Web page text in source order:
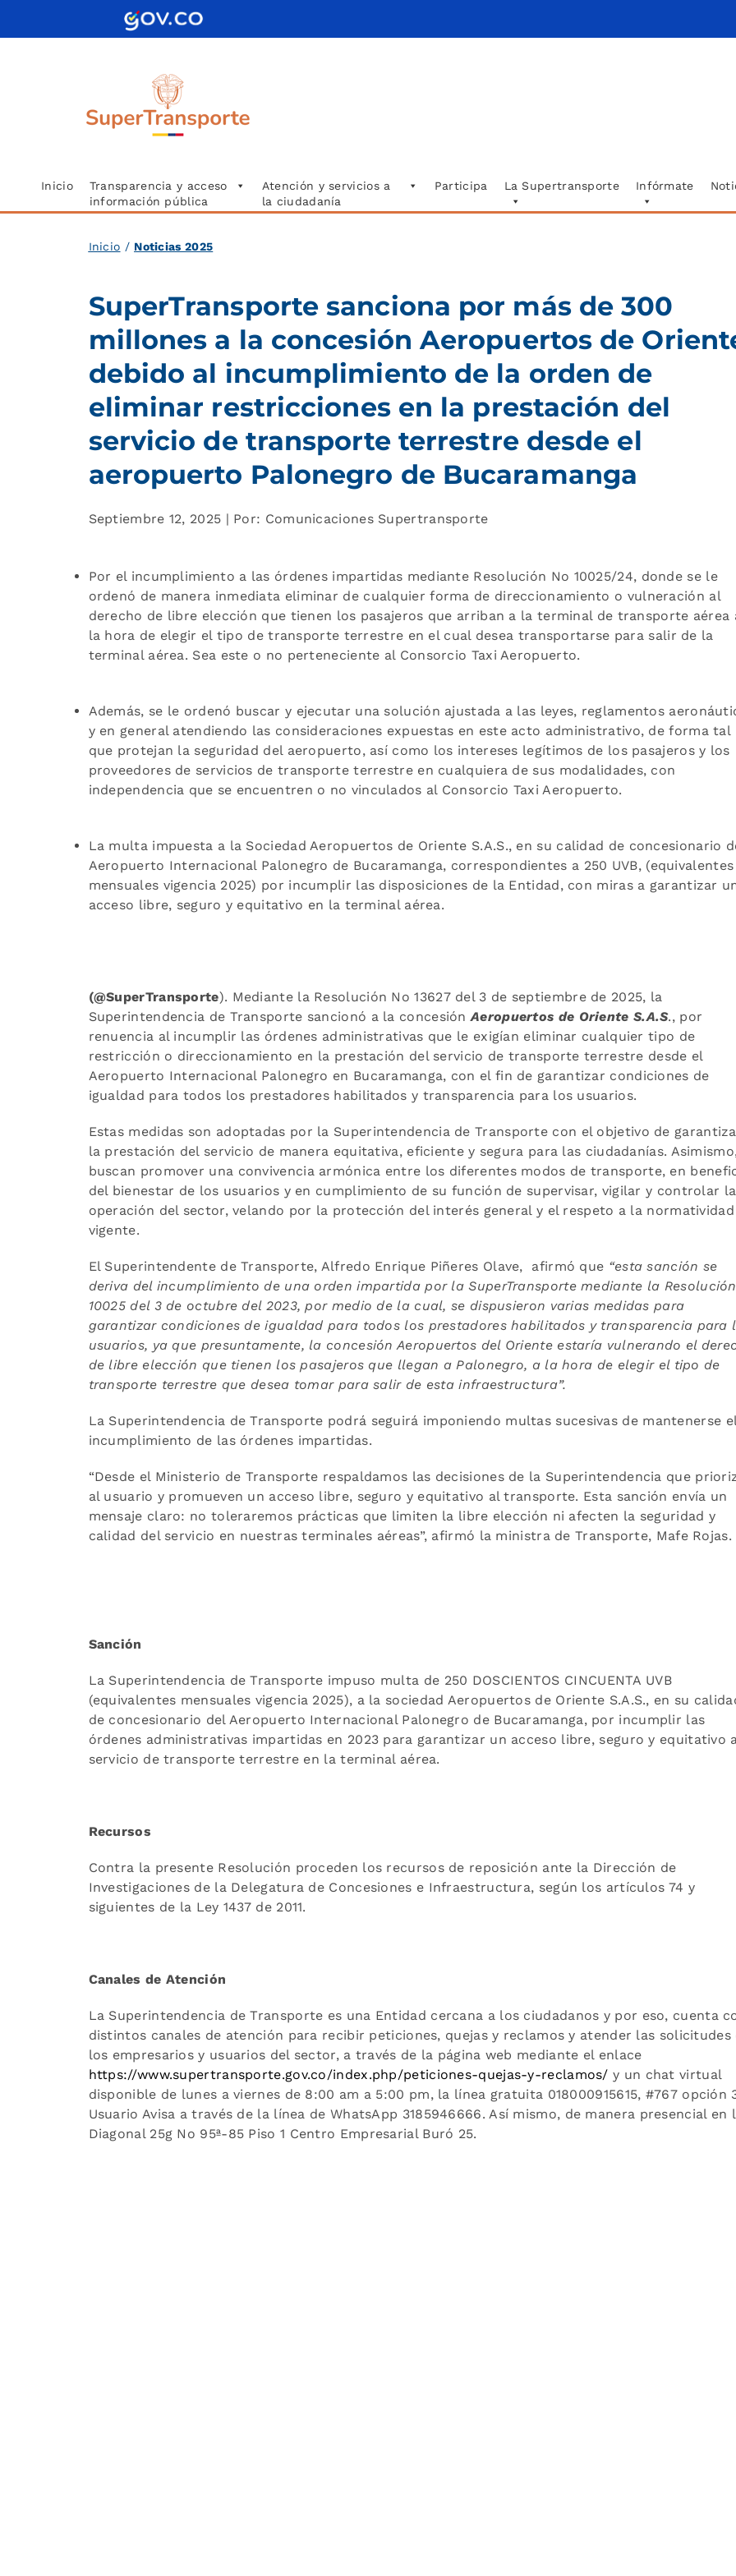
Inicio
Transparencia y acceso
información pública
Atención y servicios a
la ciudadanía
Participa La Supertransporte Infórmate
Inicio / Noticias 2025
SuperTransporte sanciona por más de 300
millones a la concesión Aeropuertos de
debido al incumplimiento de la orden de
eliminar restricciones en la prestación del
servicio de transporte terrestre desde el
aeropuerto Palonegro de Bucaramanga
Septiembre 12, 2025 | Por: Comunicaciones Supertransporte
Por el incumplimiento a las órdenes impartidas mediante Resolución No 10025/24, donde se le
ordenó de manera inmediata eliminar de cualquier forma de direccionamiento o vulneración al
derecho de libre elección que tienen los pasajeros que arriban a la terminal de transporte aérea
la hora de elegir el tipo de transporte terrestre en el cual desea transportarse para salir de la
terminal aérea. Sea este o no perteneciente al Consorcio Taxi Aeropuerto.
Además, se le ordenó buscar y ejecutar una solución ajustada a las leyes, reglamentos
y en general atendiendo las consideraciones expuestas en este acto administrativo, de forma tal
que protejan la seguridad del aeropuerto, así como los intereses legítimos de los pasajeros y los
proveedores de servicios de transporte terrestre en cualquiera de sus modalidades, con
independencia que se encuentren o no vinculados al Consorcio Taxi Aeropuerto.
La multa impuesta a la Sociedad Aeropuertos de Oriente S.A.S., en su calidad de concesionario
Aeropuerto Internacional Palonegro de Bucaramanga, correspondientes a 250 UVB, (equivalentes
mensuales vigencia 2025) por incumplir las disposiciones de la Entidad, con miras a garantizar
acceso libre, seguro y equitativo en la terminal aérea.
(@SuperTransporte). Mediante la Resolución No 13627 del 3 de septiembre de 2025, la
Superintendencia de Transporte sancionó a la concesiónAeropuertos de Oriente S.A.S., por
renuencia al incumplir las órdenes administrativas que le exigían eliminar cualquier tipo de
restricción o direccionamiento en la prestación del servicio de transporte terrestre desde el
Aeropuerto Internacional Palonegro en Bucaramanga, con el fin de garantizar condiciones de
igualdad para todos los prestadores habilitados y transparencia para los usuarios.
Estas medidas son adoptadas por la Superintendencia de Transporte con el objetivo de
la prestación del servicio de manera equitativa, eficiente y segura para las ciudadanías. Asimismo,
buscan promover una convivencia armónica entre los diferentes modos de transporte, en
del bienestar de los usuarios y en cumplimiento de su función de supervisar, vigilar y controlar la
operación del sector, velando por la protección del interés general y el respeto a la normatividad
vigente.
El Superintendente de Transporte, Alfredo Enrique Piñeres Olave, afirmó que “esta sanción se
deriva del incumplimiento de una orden impartida por la SuperTransporte mediante la Resolución
10025 del 3 de octubre del 2023, por medio de la cual, se dispusieron varias medidas para
garantizar condiciones de igualdad para todos los prestadores habilitados y transparencia para
usuarios, ya que presuntamente, la concesión Aeropuertos del Oriente estaría vulnerando el
de libre elección que tienen los pasajeros que llegan a Palonegro, a la hora de elegir el tipo de
transporte terrestre que desea tomar para salir de esta infraestructura”.
La Superintendencia de Transporte podrá seguirá imponiendo multas sucesivas de mantenerse el
incumplimiento de las órdenes impartidas.
“Desde el Ministerio de Transporte respaldamos las decisiones de la Superintendencia que
al usuario y promueven un acceso libre, seguro y equitativo al transporte. Esta sanción envía un
mensaje claro: no toleraremos prácticas que limiten la libre elección ni afecten la seguridad y
calidad del servicio en nuestras terminales aéreas”, afirmó la ministra de Transporte, Mafe Rojas.
Sanción
La Superintendencia de Transporte impuso multa de 250 DOSCIENTOS CINCUENTA UVB
(equivalentes mensuales vigencia 2025), a la sociedad Aeropuertos de Oriente S.A.S., en su
de concesionario del Aeropuerto Internacional Palonegro de Bucaramanga, por incumplir las
órdenes administrativas impartidas en 2023 para garantizar un acceso libre, seguro y equitativo
servicio de transporte terrestre en la terminal aérea.
Recursos
Contra la presente Resolución proceden los recursos de reposición ante la Dirección de
Investigaciones de la Delegatura de Concesiones e Infraestructura, según los artículos 74 y
siguientes de la Ley 1437 de 2011.
Canales de Atención
La Superintendencia de Transporte es una Entidad cercana a los ciudadanos y por eso, cuenta
distintos canales de atención para recibir peticiones, quejas y reclamos y atender las solicitudes
los empresarios y usuarios del sector, a través de la página web mediante el enlace
https://www.supertransporte.gov.co/index.php/peticiones-quejas-y-reclamos/ y un chat virtual
disponible de lunes a viernes de 8:00 am a 5:00 pm, la línea gratuita 018000915615, #767 opción
Usuario Avisa a través de la línea de WhatsApp 3185946666. Así mismo, de manera presencial en
Diagonal 25g No 95ª-85 Piso 1 Centro Empresarial Buró 25.